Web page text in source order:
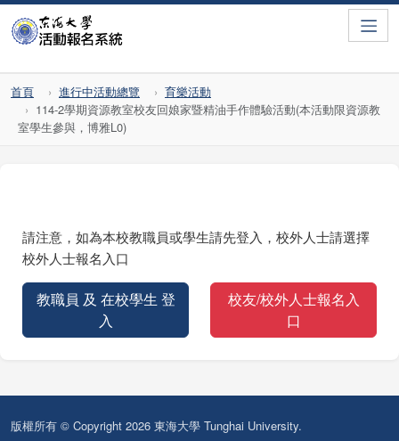
首頁 進行中活動總覽
育樂活動
114-2學期資源教室校友回娘家暨精油手作體驗活動(本活動限資源教
室學生參與，博雅L0)
請注意，如為本校教職員或學生請先登入，校外人士請選擇
校外人士報名入口
教職員 及 在校學生 登
入
校友/校外人士報名入
口
版權所有 © Copyright 2026 東海大學 Tunghai University.